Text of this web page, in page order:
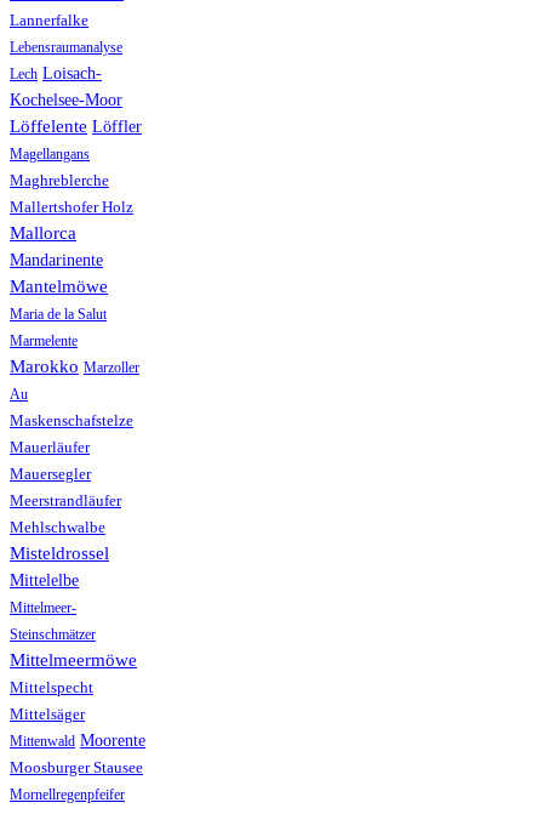
Lannerfalke
Lebensraumanalyse
Lech Loisach-
Kochelsee-Moor
Löffelente Löffler
Magellangans
Maghreblerche
Mallertshofer Holz
Mallorca
Mandarinente
Mantelmöwe
Maria de la Salut
Marmelente
Marokko Marzoller
Au
Maskenschafstelze
Mauerläufer
Mauersegler
Meerstrandläufer
Mehlschwalbe
Misteldrossel
Mittelelbe
Mittelmeer-
Steinschmätzer
Mittelmeermöwe
Mittelspecht
Mittelsäger
Mittenwald Moorente
Moosburger Stausee
Mornellregenpfeifer